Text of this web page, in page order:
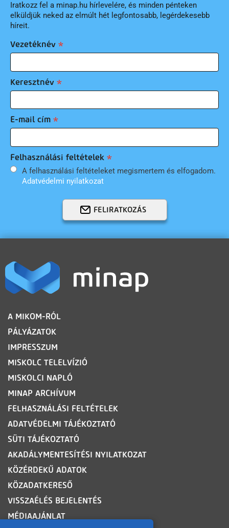
Iratkozz fel a minap.hu hírlevelére, és minden pénteken
elküldjük neked az elmúlt hét legfontosabb, legérdekesebb
híreit.
Vezetéknév
Keresztnév
E-mail cím
Felhasználási feltételek
A felhasználási feltételeket megismertem és elfogadom.
Adatvédelmi nyilatkozat
FELIRATKOZÁS
LÁBLÉC
A MIKOM-RÓL
PÁLYÁZATOK
IMPRESSZUM
MISKOLC TELELVÍZIÓ
MISKOLCI NAPLÓ
MINAP ARCHÍVUM
FELHASZNÁLÁSI FELTÉTELEK
ADATVÉDELMI TÁJÉKOZTATÓ
SÜTI TÁJÉKOZTATÓ
AKADÁLYMENTESÍTÉSI NYILATKOZAT
KÖZÉRDEKŰ ADATOK
KÖZADATKERESŐ
VISSZAÉLÉS BEJELENTÉS
MÉDIAAJÁNLAT